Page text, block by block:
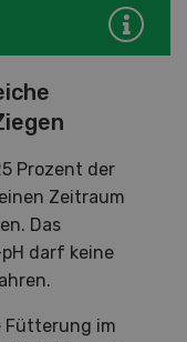
Prozent der
Zeitraum
Das
darf keine
Fütterung im